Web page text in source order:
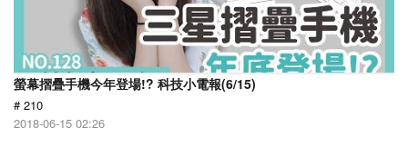
螢幕摺疊手機今年登場!? 科技小電報(6/15)
# 210
2018-06-15 02:26